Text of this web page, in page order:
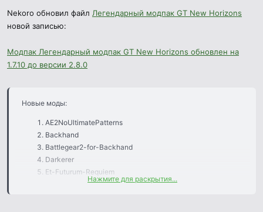
Nekoro обновил файл Легендарный модпак GT New Horizons
новой записью:
Модпак Легендарный модпак GT New Horizons обновлен на
1.7.10 до версии 2.8.0
Новые моды:
AE2NoUltimatePatterns
Backhand
Battlegear2-for-Backhand
Darkerer
Et-Futurum-Requiem
InventoryBogoSorter
Нажмите для раскрытия...